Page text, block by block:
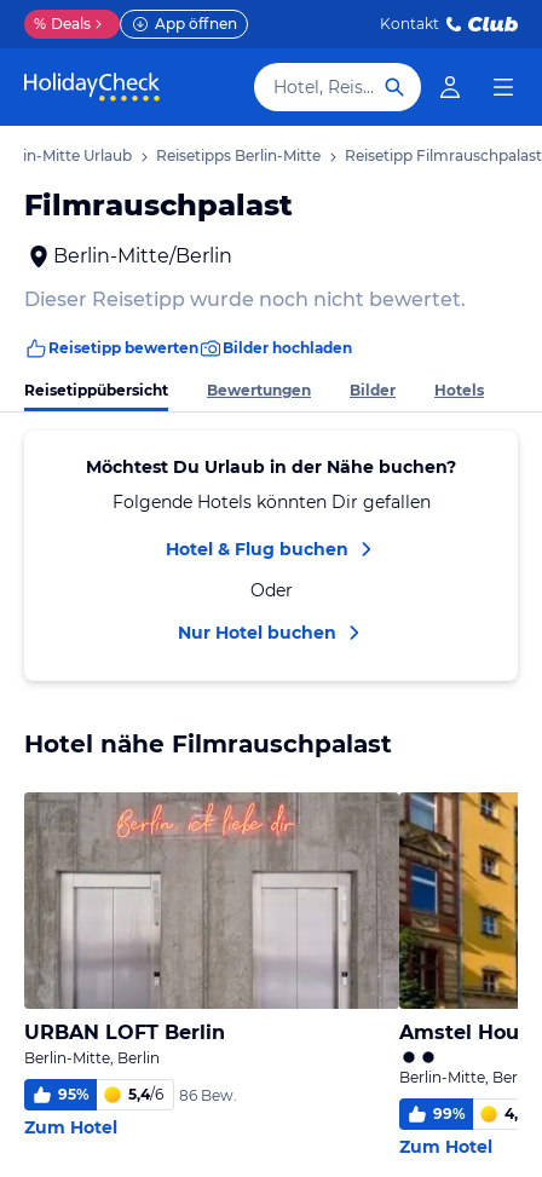
% Deals App öffnen Kontakt
Hotel, Reiseziel
Mitte Urlaub Reisetipps Berlin-Mitte Reisetipp Filmrauschpalast
Filmrauschpalast
Berlin-Mitte/Berlin
Dieser Reisetipp wurde noch nicht bewertet.
Reisetipp bewerten Bilder hochladen
Reisetippübersicht Bewertungen Bilder Hotels
Möchtest Du Urlaub in der Nähe buchen?
Folgende Hotels könnten Dir gefallen
Hotel & Flug buchen
Oder
Nur Hotel buchen
Hotel nähe Filmrauschpalast
URBAN LOFT Berlin
Berlin-Mitte, Berlin
95% 5,4/6 86 Bew.
Zum Hotel
Amstel
Berlin-Mitte, Berlin
99% 4,8
Zum Hotel